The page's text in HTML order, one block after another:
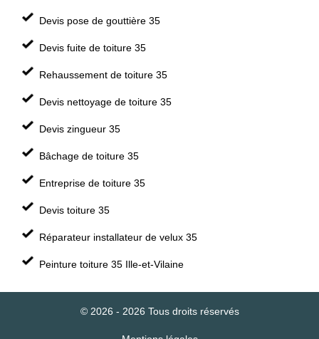
Devis pose de gouttière 35
Devis fuite de toiture 35
Rehaussement de toiture 35
Devis nettoyage de toiture 35
Devis zingueur 35
Bâchage de toiture 35
Entreprise de toiture 35
Devis toiture 35
Réparateur installateur de velux 35
Peinture toiture 35 Ille-et-Vilaine
© 2026 - 2026 Tous droits réservés